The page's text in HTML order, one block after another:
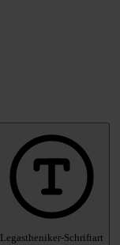
Legastheniker-Schriftart